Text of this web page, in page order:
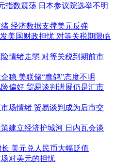
指数震荡 日本参议院选举不明
经济数据支撑美元反弹
美国财政担忧 对等关税期限临
情绪走弱 对等关税到期前市
稳 美联储“鹰鸽”态度不明
偏好 贸易谈判进展仍是汇市
场情绪 贸易谈判成为后市交
建立经济护城河 日内瓦会谈
美元兑人民币大幅贬值
对美元的担忧